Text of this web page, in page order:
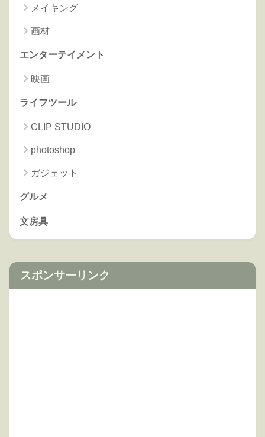
メイキング
画材
エンターテイメント
映画
ライフツール
CLIP STUDIO
photoshop
ガジェット
グルメ
文房具
スポンサーリンク